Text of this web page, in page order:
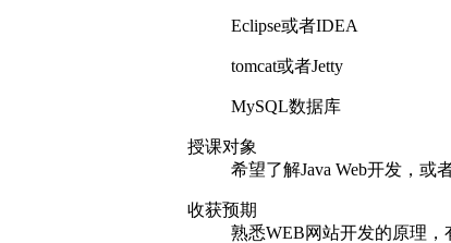
Eclipse或者IDEA
tomcat或者Jetty
MySQL数据库
授课对象
希望了解Java Web开发，或
收获预期
熟悉WEB网站开发的原理，